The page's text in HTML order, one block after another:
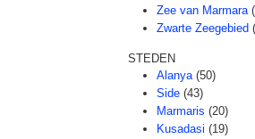
Zee van Marmara
Zwarte Zeegebied
STEDEN
Alanya (50)
Side (43)
Marmaris (20)
Kusadasi (19)